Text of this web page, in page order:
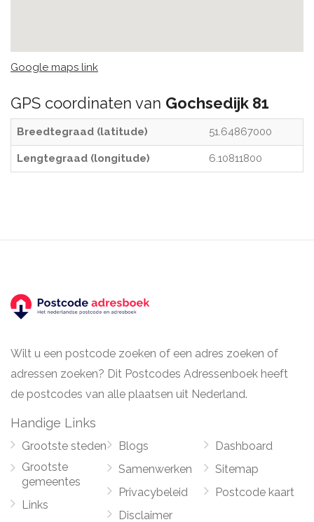
Google maps link
GPS coordinaten van Gochsedijk 81
Breedtegraad (latitude) 51.64867000
Lengtegraad (longitude) 6.10811800
Wilt u een postcode zoeken of een adres zoeken of
adressen zoeken? Dit Postcodes Adressenboek heeft
de postcodes van alle plaatsen uit Nederland.
Handige Links
Grootste steden
Grootste
gemeentes
Links
Blogs
Samenwerken
Privacybeleid
Disclaimer
Dashboard
Sitemap
Postcode kaart